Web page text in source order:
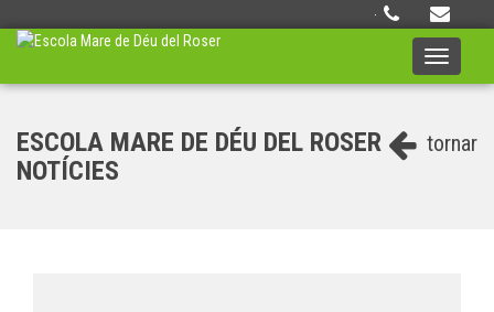
·
Toggle
tornar
ESCOLA MARE DE DÉU DEL ROSER
NOTÍCIES